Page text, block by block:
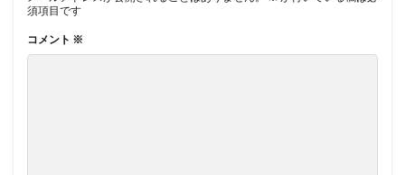
須項目です
コメント ※